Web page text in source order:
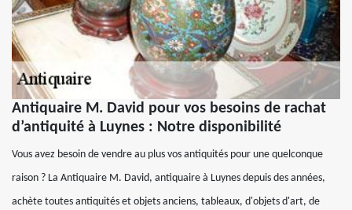
Antiquaire M. David pour vos besoins de rachat
d’antiquité à Luynes : Notre disponibilité
Vous avez besoin de vendre au plus vos antiquités pour une quelconque
raison ? La Antiquaire M. David, antiquaire à Luynes depuis des années,
achète toutes antiquités et objets anciens, tableaux, d'objets d'art, de